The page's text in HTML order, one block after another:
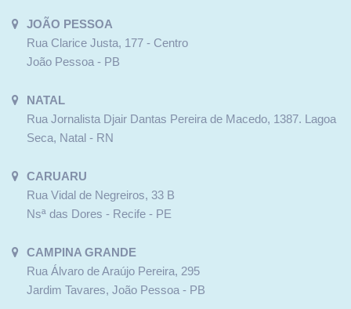
JOÃO PESSOA
Rua Clarice Justa, 177 - Centro
João Pessoa - PB
NATAL
Rua Jornalista Djair Dantas Pereira de Macedo, 1387. Lagoa
Seca, Natal - RN
CARUARU
Rua Vidal de Negreiros, 33 B
Nsª das Dores - Recife - PE
CAMPINA GRANDE
Rua Álvaro de Araújo Pereira, 295
Jardim Tavares, João Pessoa - PB